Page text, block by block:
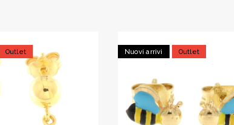
Outlet Nuovi arrivi Outlet